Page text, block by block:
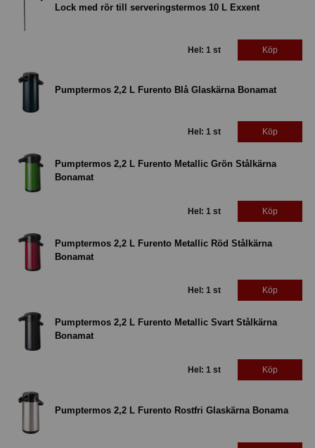
Lock med rör till serveringstermos 10 L Exxent
Hel: 1 st Köp
Pumptermos 2,2 L Furento Blå Glaskärna Bonamat
Hel: 1 st Köp
Pumptermos 2,2 L Furento Metallic Grön Stålkärna
Bonamat
Hel: 1 st Köp
Pumptermos 2,2 L Furento Metallic Röd Stålkärna
Bonamat
Hel: 1 st Köp
Pumptermos 2,2 L Furento Metallic Svart Stålkärna
Bonamat
Hel: 1 st Köp
Pumptermos 2,2 L Furento Rostfri Glaskärna Bonama